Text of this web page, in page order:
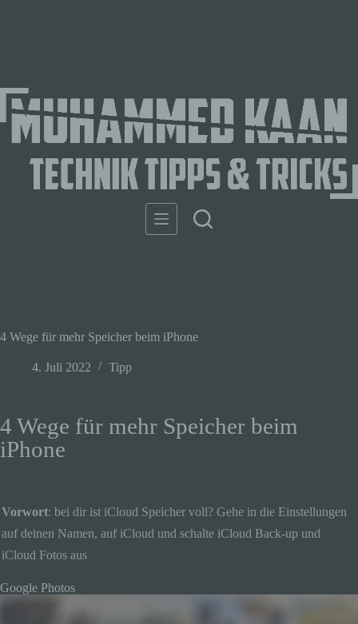
4 Wege für mehr Speicher beim iPhone
4. Juli 2022 Tipp
4 Wege für mehr Speicher beim
iPhone
Vorwort: bei dir ist iCloud Speicher voll? Gehe in die Einstellungen
auf deinen Namen, auf iCloud und schalte iCloud Back-up und
iCloud Fotos aus
Google Photos